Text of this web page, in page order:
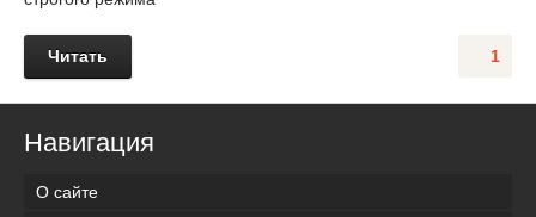
1
Читать
Навигация
О сайте